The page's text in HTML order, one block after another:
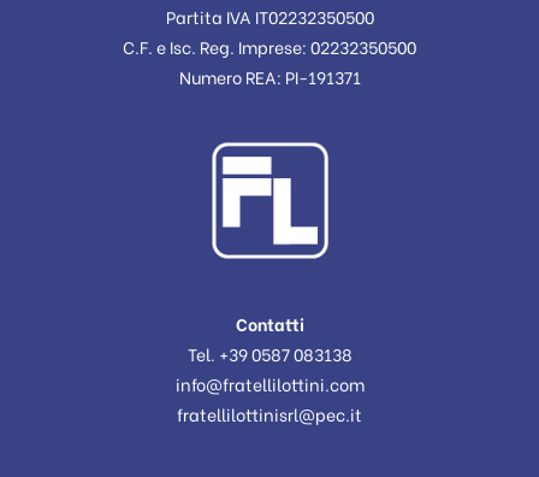
Partita IVA IT02232350500
C.F. e Isc. Reg. Imprese: 02232350500
Numero REA: PI-191371
Contatti
Tel. +39 0587 083138
info@fratellilottini.com
fratellilottinisrl@pec.it